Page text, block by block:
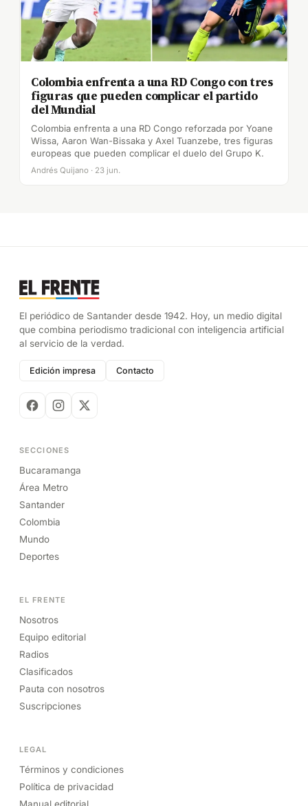
Colombia enfrenta a una RD Congo con tres
figuras que pueden complicar el partido
del Mundial
Colombia enfrenta a una RD Congo reforzada por Yoane
Wissa, Aaron Wan-Bissaka y Axel Tuanzebe, tres figuras
europeas que pueden complicar el duelo del Grupo K.
Andrés Quijano · 23 jun.
El periódico de Santander desde 1942. Hoy, un medio digital
que combina periodismo tradicional con inteligencia artificial
al servicio de la verdad.
Edición impresa Contacto
SECCIONES
Bucaramanga
Área Metro
Santander
Colombia
Mundo
Deportes
EL FRENTE
Nosotros
Equipo editorial
Radios
Clasificados
Pauta con nosotros
Suscripciones
LEGAL
Términos y condiciones
Política de privacidad